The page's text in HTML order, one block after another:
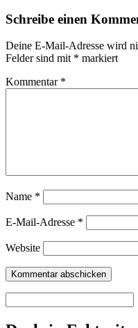
Schreibe einen
Deine E-Mail-Adresse wird
Felder sind mit * markiert
Kommentar *
Name *
E-Mail-Adresse *
Website